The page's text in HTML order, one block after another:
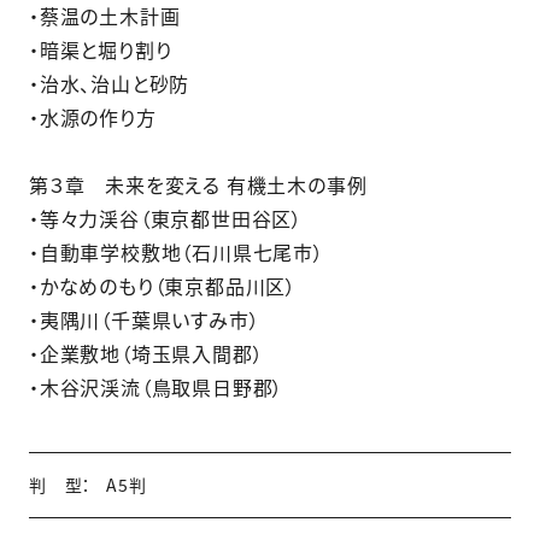
・蔡温の土木計画
・暗渠と堀り割り
・治水、治山と砂防
・水源の作り方
第３章 未来を変える 有機土木の事例
・等々力渓谷（東京都世田谷区）
・自動車学校敷地（石川県七尾市）
・かなめのもり（東京都品川区）
・夷隅川（千葉県いすみ市）
・企業敷地（埼玉県入間郡）
・木谷沢渓流（鳥取県日野郡）
判 型： A5判